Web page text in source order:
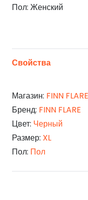
Пол: Женский
Свойства
Магазин: FINN FLARE
Бренд: FINN FLARE
Цвет: Черный
Размер: XL
Пол: Пол